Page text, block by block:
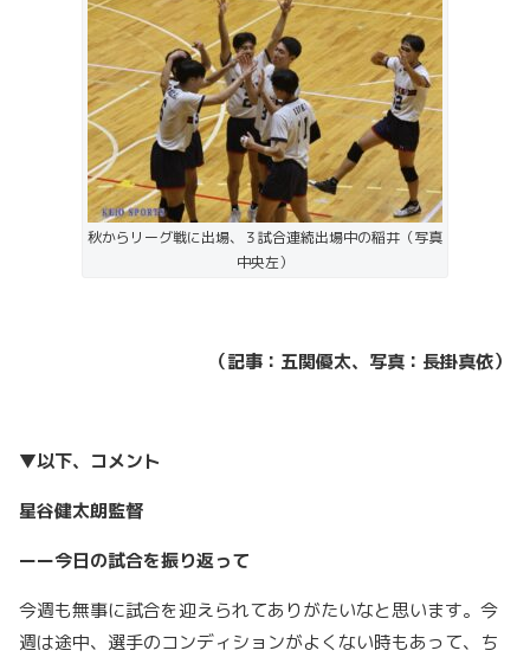
秋からリーグ戦に出場、３試合連続出場中の稲井（写真
中央左）
（記事：五関優太、写真：長掛真依）
▼以下、コメント
星谷健太朗監督
ーー今日の試合を振り返って
今週も無事に試合を迎えられてありがたいなと思います。今
週は途中、選手のコンディションがよくない時もあって、ち